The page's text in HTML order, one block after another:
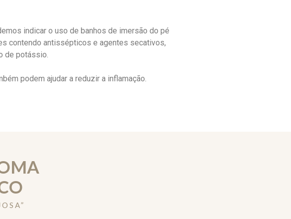
indicar o uso de banhos de imersão do pé
contendo antissépticos e agentes secativos,
de potássio.
podem ajudar a reduzir a inflamação.